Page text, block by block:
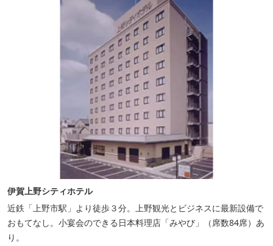
伊賀上野シティホテル
近鉄「上野市駅」より徒歩３分。上野観光とビジネスに最新設備で
おもてなし。小宴会のできる日本料理店「みやび」（席数84席）あ
り。